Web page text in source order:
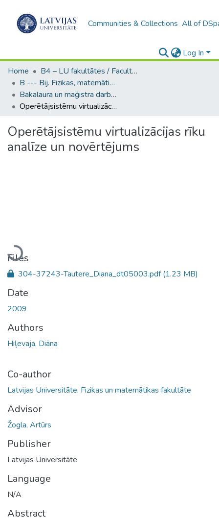
Communities & Collections All of
Log In
Home
B4 – LU fakultātes / Faculties of the UL
B --- Bij. Fizikas, matemātikas un optometrijas fakultātes studentu noslēguma darbi / Faculty of Physics, Mathematics and Optometry - Graduate works
Bakalaura un maģistra darbi (FMOF) / Bachelor's and Master's theses
Operētājsistēmu virtualizācijas rīku analīze un novērtējums
Operētājsistēmu virtualizācijas rīku
analīze un novērtējums
Loading...
Files
304-37243-Tautere_Diana_dt05003.pdf(1.23 MB)
Date
2009
Authors
Hiļevaja, Diāna
Co-author
Latvijas Universitāte. Fizikas un matemātikas fakultāte
Advisor
Žogla, Artūrs
Publisher
Latvijas Universitāte
Language
N/A
Abstract